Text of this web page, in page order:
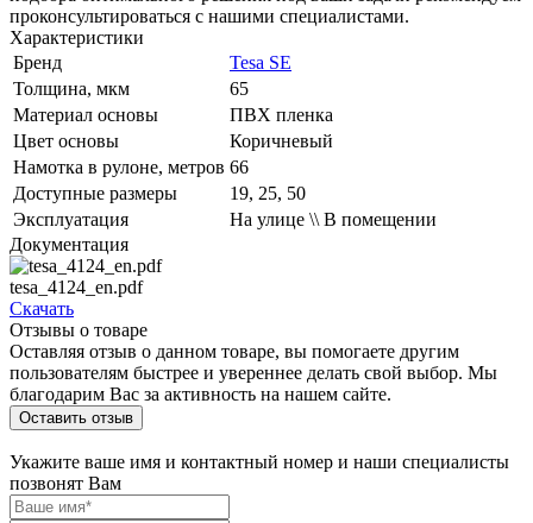
проконсультироваться с нашими специалистами.
Характеристики
Бренд
Tesa SE
Толщина, мкм
65
Материал основы
ПВХ пленка
Цвет основы
Коричневый
Намотка в рулоне, метров 66
Доступные размеры
19, 25, 50
Эксплуатация
На улице \\ В помещении
Документация
tesa_4124_en.pdf
Скачать
Отзывы о товаре
Оставляя отзыв о данном товаре, вы помогаете другим
пользователям быстрее и увереннее делать свой выбор. Мы
благодарим Вас за активность на нашем сайте.
Оставить отзыв
Укажите ваше имя и контактный номер и наши специалисты
позвонят Вам